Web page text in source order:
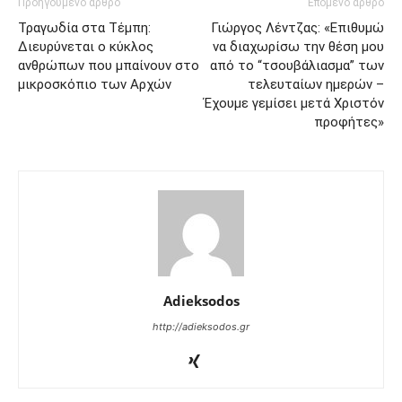
Τραγωδία στα Τέμπη:
Διευρύνεται ο κύκλος
ανθρώπων που μπαίνουν στο
μικροσκόπιο των Αρχών
Γιώργος Λέντζας: «Επιθυμώ
να διαχωρίσω την θέση μου
από το “τσουβάλιασμα” των
τελευταίων ημερών –
Έχουμε γεμίσει μετά Χριστόν
προφήτες»
Adieksodos
http://adieksodos.gr